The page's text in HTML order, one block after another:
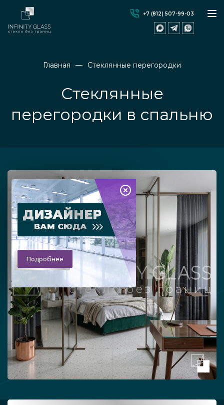
+7 (812) 507-99-03
Главная Стеклянные перегородки
Стеклянные
перегородки в спальню
ДИЗАЙНЕР
ВАМ СЮДА
Подробнее